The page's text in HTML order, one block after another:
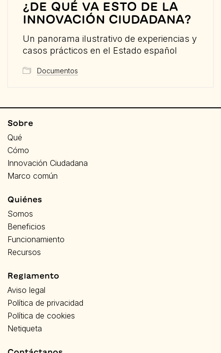
¿DE QUÉ VA ESTO DE LA
INNOVACIÓN CIUDADANA?
Un panorama ilustrativo de experiencias y
casos prácticos en el Estado español
Documentos
Sobre
Qué
Cómo
Innovación Ciudadana
Marco común
Quiénes
Somos
Beneficios
Funcionamiento
Recursos
Reglamento
Aviso legal
Política de privacidad
Política de cookies
Netiqueta